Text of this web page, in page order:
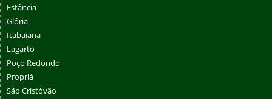
Estância
Glória
Itabaiana
Lagarto
Poço Redondo
Propriá
São Cristóvão